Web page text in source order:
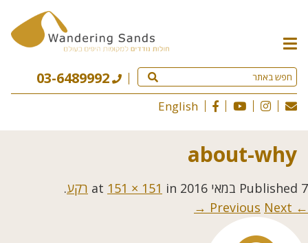
תפריט
האתר
03-6489992
English
about-why
Published 7 במאי 2016 151 × 151 in רקע.
← Previous
Next →